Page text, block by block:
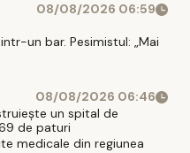
08/08/2026 06:59
un bar. Pesimistul: „Mai
08/08/2026 06:46
un spital de
de paturi
medicale din regiunea